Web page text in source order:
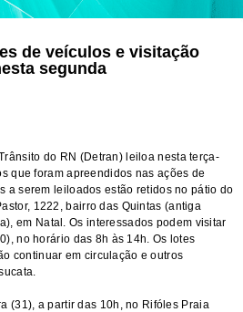
de veículos e visitação
segunda
do RN (Detran) leiloa nesta terça-
que foram apreendidos nas ações de
a serem leiloados estão retidos no pátio do
1222, bairro das Quintas (antiga
em Natal. Os interessados podem visitar
no horário das 8h às 14h. Os lotes
continuar em circulação e outros
(31), a partir das 10h, no Rifóles Praia